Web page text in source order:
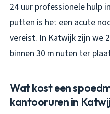
24 uur professionele hulp
putten is het een acute
vereist. In Katwijk zijn we
binnen 30 minuten ter
Wat kost een
kantooruren in